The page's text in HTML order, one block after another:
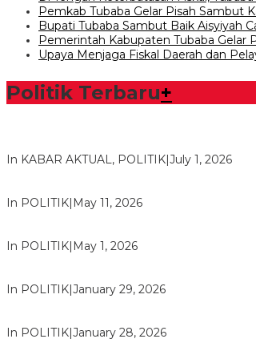
Pemkab Tubaba Gelar Pisah Sambut
Bupati Tubaba Sambut Baik Aisyiyah
Pemerintah Kabupaten Tubaba
Upaya Menjaga Fiskal Daerah dan
Politik Terbaru+
In KABAR AKTUAL, POLITIK July 1, 2026
In POLITIK May 11, 2026
In POLITIK May 1, 2026
In POLITIK January 29, 2026
In POLITIK January 28, 2026